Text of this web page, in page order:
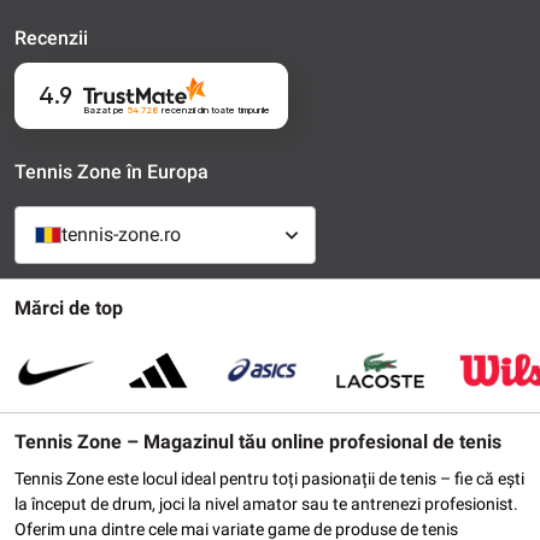
Mărci de top
Tennis Zone – Magazinul tău online profesional de tenis
Tennis Zone este locul ideal pentru toți pasionații de tenis – fie că ești
la început de drum, joci la nivel amator sau te antrenezi profesionist.
Oferim una dintre cele mai variate game de produse de tenis
Recenzii
4.9
Bazat pe 54 728 recenziidin toate timpurile
Tennis Zone în Europa
tennis-zone.ro